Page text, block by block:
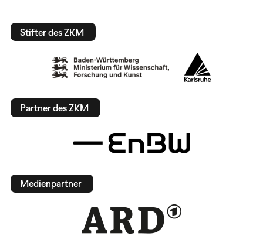
Stifter des ZKM
Partner des ZKM
Medienpartner